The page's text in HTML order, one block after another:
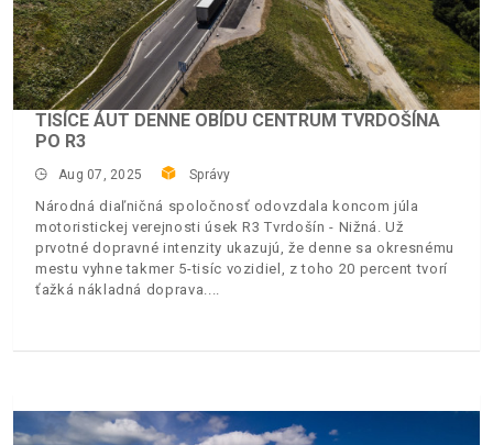
TISÍCE ÁUT DENNE OBÍDU CENTRUM TVRDOŠÍNA
PO R3
Aug 07, 2025 Správy
Národná diaľničná spoločnosť odovzdala koncom júla
motoristickej verejnosti úsek R3 Tvrdošín - Nižná. Už
prvotné dopravné intenzity ukazujú, že denne sa okresnému
mestu vyhne takmer 5-tisíc vozidiel, z toho 20 percent tvorí
ťažká nákladná doprava.